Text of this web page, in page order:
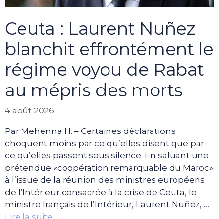
Ceuta : Laurent Nuñez
blanchit effrontément le
régime voyou de Rabat
au mépris des morts
4 août 2026
Par Mehenna H. – Certaines déclarations
choquent moins par ce qu’elles disent que par
ce qu’elles passent sous silence. En saluant une
prétendue «coopération remarquable du Maroc»
à l’issue de la réunion des ministres européens
de l’Intérieur consacrée à la crise de Ceuta, le
ministre français de l’Intérieur, Laurent Nuñez, …
Lire la suite